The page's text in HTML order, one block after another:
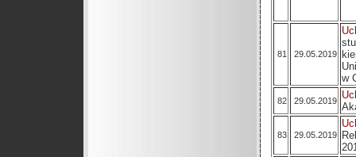
81 29.05.2019
w
82 29.05.2019
83 29.05.2019